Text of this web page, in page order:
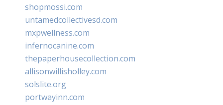
shopmossi.com
untamedcollectivesd.com
mxpwellness.com
infernocanine.com
thepaperhousecollection.com
allisonwillisholley.com
solslite.org
portwayinn.com